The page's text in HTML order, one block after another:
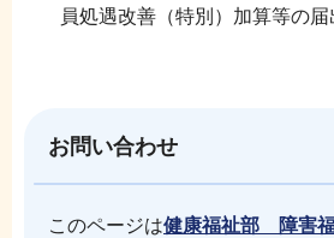
員処遇改善（特別）加算等の届
お問い合わせ
このページは健康福祉部 障害